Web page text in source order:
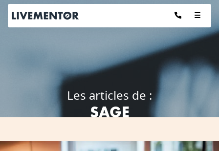
Aller
contenu
Les articles de :
SAGE